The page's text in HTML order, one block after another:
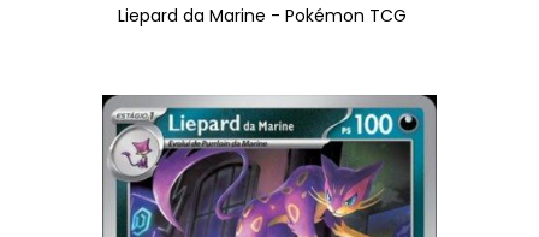
Liepard da Marine - Pokémon TCG